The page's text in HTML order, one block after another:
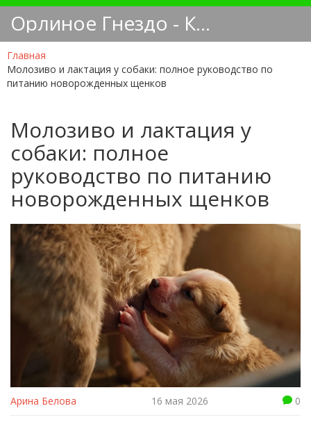
Орлиное Гнездо - Кинологический блог
Главная
Молозиво и лактация у собаки: полное руководство по
питанию новорожденных щенков
Молозиво и лактация у
собаки: полное
руководство по питанию
новорожденных щенков
Арина Белова 16 мая 2026 0